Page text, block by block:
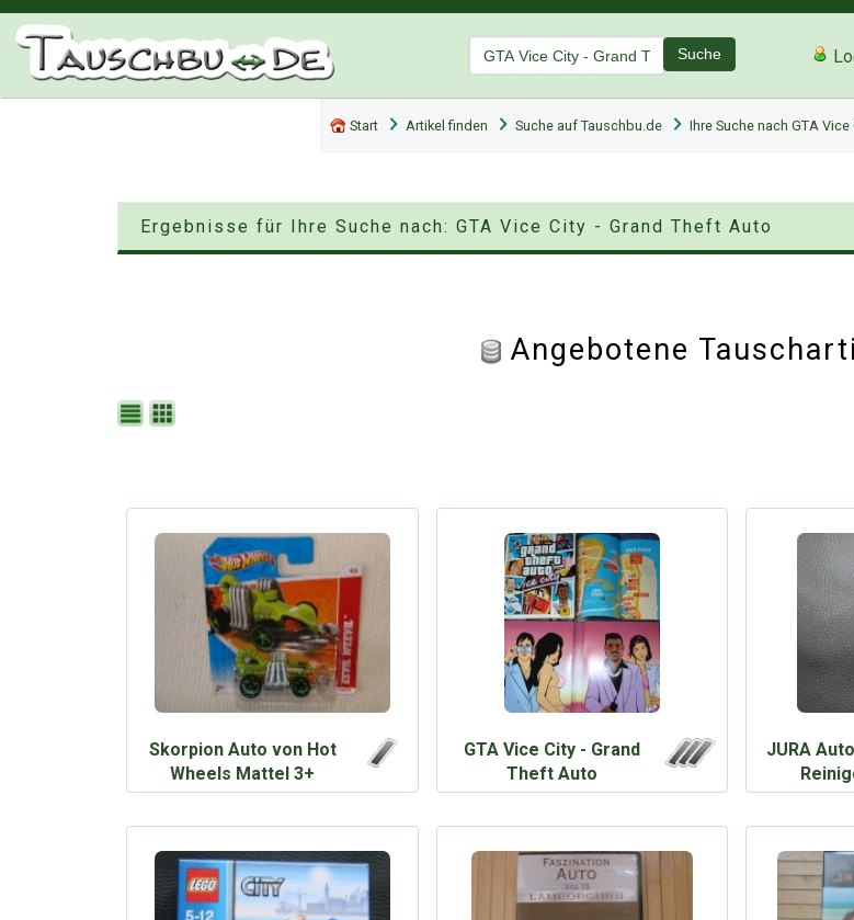
Suche
Start Artikel finden Suche auf Tauschbu.de Ihre Suche nach GTA
Ergebnisse für Ihre Suche nach: GTA Vice City - Grand Theft Auto
Angebotene
Skorpion Auto von Hot
Wheels Mattel 3+
GTA Vice City - Grand
Theft Auto
JURA